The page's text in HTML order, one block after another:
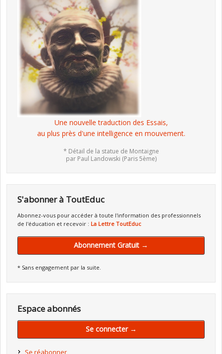
Une nouvelle traduction des Essais,
au plus près d'une intelligence en mouvement.
* Détail de la statue de Montaigne
par Paul Landowski (Paris 5ème)
S'abonner à ToutEduc
Abonnez-vous pour accéder à toute l'information des professionnels
de l'éducation et recevoir : La Lettre ToutEduc
Abonnement Gratuit →
* Sans engagement par la suite.
Espace abonnés
Se connecter →